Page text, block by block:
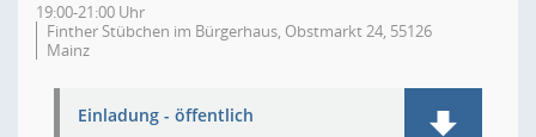
19:00-21:00 Uhr
Finther Stübchen im Bürgerhaus, Obstmarkt 24, 55126
Mainz
Einladung - öffentlich